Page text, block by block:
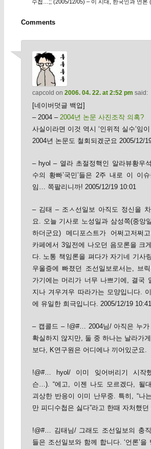
수첩…;; (2005/12/05) – 이 시대, 한국인과 언론
Comments
capcold on 2006. 04. 22. at 2:52 pm said:
[네이버덧글 백업]
– 2004 – 2004년 논문 사진조작 의혹?
사실이라면 이것 역시 ‘인위적 실수’임
2004년 논문도 철회되겠군요 2005/12/
– hyol – 열라 초절정핵인 알라뷰황우
수의 황빠’국민’들은 2주 내로 이 이
임… 쪽팔리니까! 2005/12/19 10:01
– 김태 – 조ㅅ선일보 아직도 정신을
요. 오늘 기사로 노성일과 삼성쪽(중앙
하더군요) 메디포스트가 어쩌고저쩌
카페에서 3일전에 나오던 음모론을 크
다. 노통 책임론을 펴다가 자기네 기사
우울증에 빠졌던 조선일보로서는, 브
가기에는 머리가 너무 나쁘기에, 결국
지나 겨우겨우 따라가는 모양입니다.
에 유일한 희극입니다. 2005/12/19 10:41
– 캡콜드 – !@#… 2004님/ 아직은 누가
확실하지 않지만, 둘 중 하나는 날라가
보다, K연구원은 어디에나 끼어있군요.
!@#… hyol/ 이미 잊어버리기 시작
슨…). “에고, 이젠 나도 모르겠다, 될
괴상한 반응이 이미 난무중. 특히, “나
만 피디수첩은 싫다”라고 한때 자처했던
!@#… 김태님/ 그래도 조선일보의 충
들은 조선일보와 함께 합니다. ‘언론’을